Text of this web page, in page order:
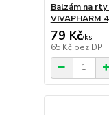
Balzám na
VIVAPHARM
79 Kč/ks
65 Kč bez DPH